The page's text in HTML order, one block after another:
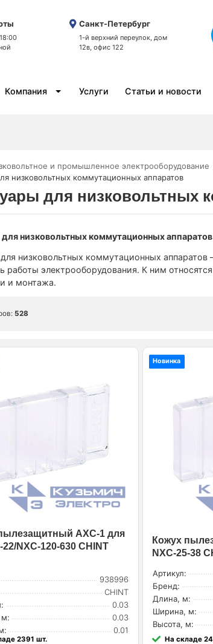
Санкт-Петербург
1-й верхний переулок, дом
12в, офис 122
Компания Услуги Статьи и новости
и промышленное электрооборудование
низковольтных коммутационных аппаратов
для низковольтных
низковольтных коммутационных
низковольтных коммутационных
работы электрооборудования. К ним
и монтажа.
528
AXC-1 для
22/NXC-120-630 CHINT
938996
CHINT
0.03
0.03
0.01
2391 шт.
Новинка
Кожух
NXC-25-38
Артикул:
Бренд:
Длина, м:
Ширина, м:
Высота, м:
На складе